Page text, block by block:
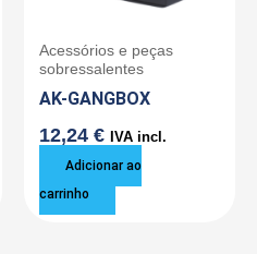
Acessórios e peças
sobressalentes
AK-GANGBOX
12,24 € IVA incl.
Adicionar ao
carrinho